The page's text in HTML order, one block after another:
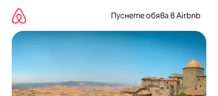
съдържанието
Пуснете обява в Airbnb